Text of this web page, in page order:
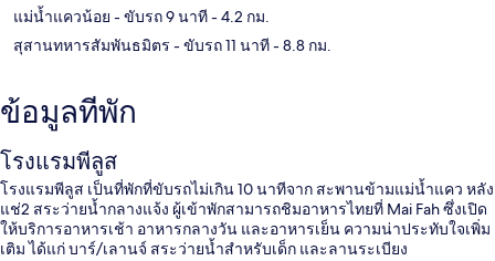
แม่น้ำแควน้อย - ขับรถ 9 นาที- 4.2 กม.
สุสานทหารสัมพันธมิตร - ขับรถ 11 นาที- 8.8 กม.
ข้อมูลที่พัก
โรงแรมพีลูส
โรงแรมพีลูส เป็นที่พักที่ขับรถไม่เกิน 10 นาทีจาก สะพานข้ามแม่น้ำแคว หลัง
แช่2 สระว่ายน้ำกลางแจ้ง ผู้เข้าพักสามารถชิมอาหารไทยที่ Mai Fah ซึ่งเปิด
ให้บริการอาหารเช้า อาหารกลางวัน และอาหารเย็น ความน่าประทับใจเพิ่ม
เติม ได้แก่ บาร์/เลานจ์ สระว่ายน้ำสำหรับเด็ก และลานระเบียง